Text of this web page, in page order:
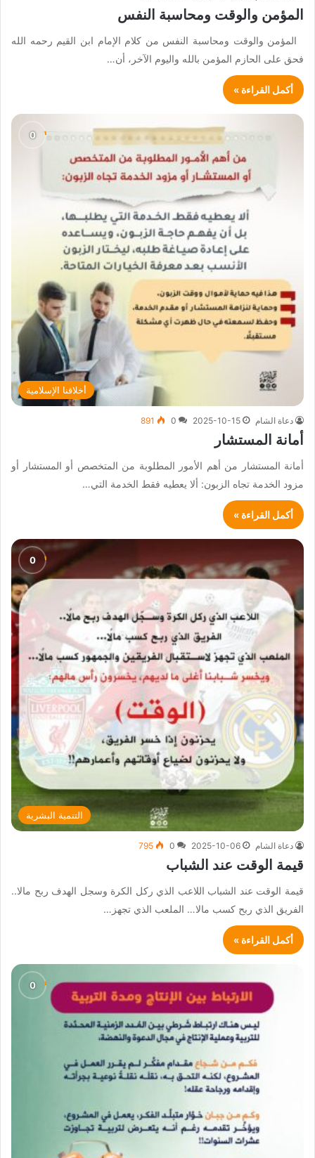
المؤمن والوقت ومحاسبة النفس
المؤمن والوقت ومحاسبة النفس من كلام الإمام ابن القيم رحمه الله
فحق على الحازم المؤمن بالله واليوم الآخر، أن…
أكمل القراءة »
أخلاقنا الإسلامية
دعاة الشام 2025-10-15
0
891
أمانة المستشار
أمانة المستشار من أهم الأمور المطلوبة من المتخصص أو المستشار أو
مزود الخدمة تجاه الزبون: ألا يعطيه فقط الخدمة التي…
أكمل القراءة »
التنمية البشرية
دعاة الشام 2025-10-06
0
795
قيمة الوقت عند الشباب
قيمة الوقت عند الشباب اللاعب الذي ركل الكرة وسجل الهدف ربح مالا..
الفريق الذي ربح كسب مالا… الملعب الذي تجهز…
أكمل القراءة »